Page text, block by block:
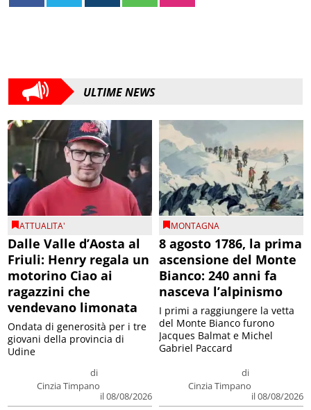
ULTIME NEWS
ATTUALITA'
Dalle Valle d’Aosta al
Friuli: Henry regala un
motorino Ciao ai
ragazzini che
vendevano limonata
di
Cinzia Timpano
il 08/08/2026
Ondata di generosità per i tre
giovani della provincia di
Udine
MONTAGNA
8 agosto 1786, la prima
ascensione del Monte
Bianco: 240 anni fa
nasceva l’alpinismo
di
Cinzia Timpano
il 08/08/2026
I primi a raggiungere la vetta
del Monte Bianco furono
Jacques Balmat e Michel
Gabriel Paccard